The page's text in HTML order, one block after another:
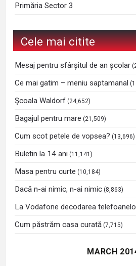
Primăria Sector 3
Cele mai citite
Mesaj pentru sfârșitul de an școlar
Ce mai gatim – meniu saptamanal
Şcoala Waldorf (24,652)
Bagajul pentru mare (21,509)
Cum scot petele de vopsea? (13,696)
Buletin la 14 ani (11,141)
Masa pentru curte (10,184)
Dacă n-ai nimic, n-ai nimic (8,863)
La Vodafone decodarea
Cum păstrăm casa curată (7,715)
MARCH